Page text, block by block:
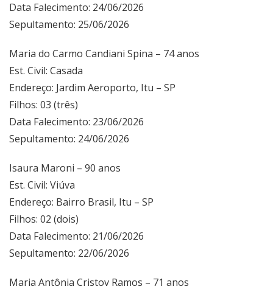
Data Falecimento: 24/06/2026
Sepultamento: 25/06/2026
Maria do Carmo Candiani Spina – 74 anos
Est. Civil: Casada
Endereço: Jardim Aeroporto, Itu – SP
Filhos: 03 (três)
Data Falecimento: 23/06/2026
Sepultamento: 24/06/2026
Isaura Maroni – 90 anos
Est. Civil: Viúva
Endereço: Bairro Brasil, Itu – SP
Filhos: 02 (dois)
Data Falecimento: 21/06/2026
Sepultamento: 22/06/2026
Maria Antônia Cristov Ramos – 71 anos